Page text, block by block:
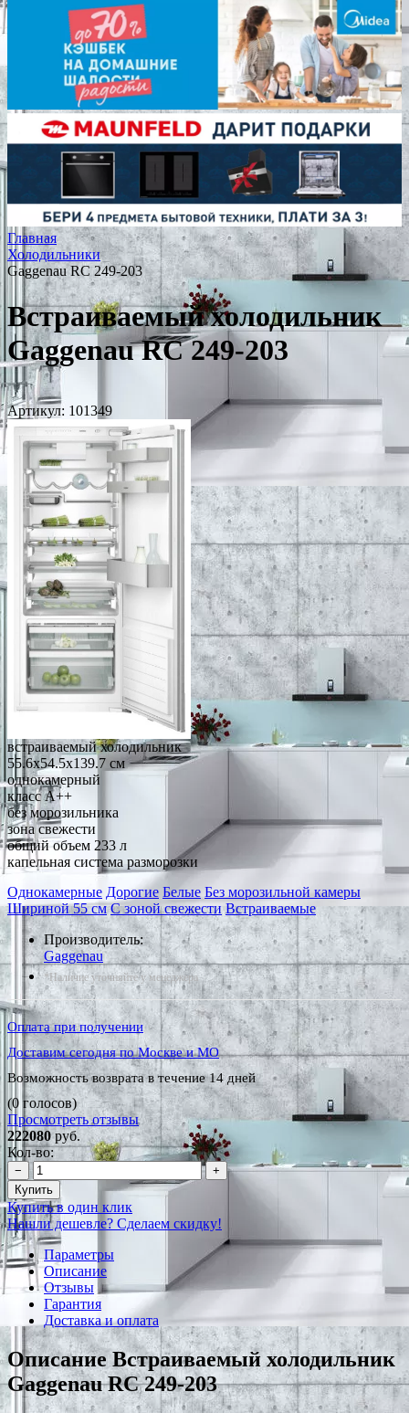
Главная
Холодильники
Gaggenau RC 249-203
Встраиваемый холодильник
Gaggenau RC 249-203
Артикул: 101349
встраиваемый холодильник
55.6x54.5x139.7 см
однокамерный
класс A++
без морозильника
зона свежести
общий объем 233 л
капельная система разморозки
Однокамерные Дорогие Белые Без морозильной камеры
Шириной 55 см С зоной свежести Встраиваемые
Производитель:
Gaggenau
*Наличие уточняйте у менеджера
Оплата при получении
Доставим сегодня по Москве и МО
Возможность возврата в течение 14 дней
(0 голосов)
Просмотреть отзывы
222080руб.
Кол-во:
−
+
Купить
Купить в один клик
Нашли дешевле? Сделаем скидку!
Параметры
Описание
Отзывы
Гарантия
Доставка и оплата
Описание Встраиваемый холодильник
Gaggenau RC 249-203